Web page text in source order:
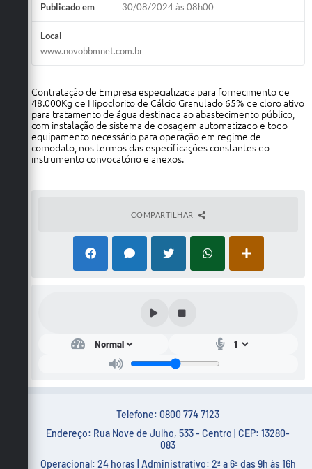
Publicado em 30/08/2024 às 08h00
Local
www.novobbmnet.com.br
Contratação de Empresa especializada para fornecimento de
48.000Kg de Hipoclorito de Cálcio Granulado 65% de cloro ativo
para tratamento de água destinada ao abastecimento público,
com instalação de sistema de dosagem automatizado e todo
equipamento necessário para operação em regime de
comodato, nos termos das especificações constantes do
instrumento convocatório e anexos.
COMPARTILHAR
Telefone: 0800 774 7123
Endereço: Rua Nove de Julho, 533 - Centro | CEP: 13280-
083
Operacional: 24 horas | Administrativo: 2ª a 6ª das 9h às 16h